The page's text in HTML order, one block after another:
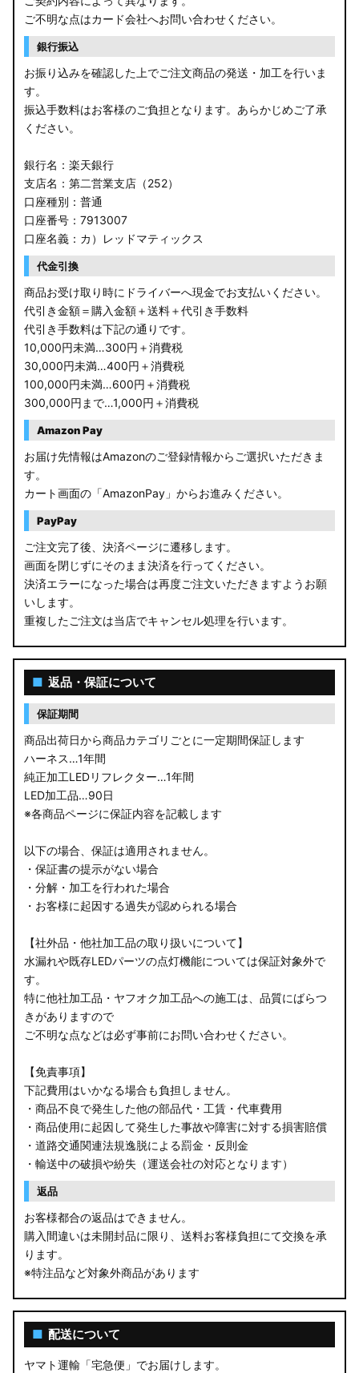
ご不明な点はカード会社へお問い合わせください。
銀行振込
お振り込みを確認した上でご注文商品の発送・加工を行いま
す。
振込手数料はお客様のご負担となります。あらかじめご了承
ください。
銀行名：楽天銀行
支店名：第二営業支店（252）
口座種別：普通
口座番号：7913007
口座名義：カ）レッドマティックス
代金引換
商品お受け取り時にドライバーへ現金でお支払いください。
代引き金額＝購入金額＋送料＋代引き手数料
代引き手数料は下記の通りです。
10,000円未満…300円＋消費税
30,000円未満…400円＋消費税
100,000円未満…600円＋消費税
300,000円まで…1,000円＋消費税
Amazon Pay
お届け先情報はAmazonのご登録情報からご選択いただきま
す。
カート画面の「AmazonPay」からお進みください。
PayPay
ご注文完了後、決済ページに遷移します。
画面を閉じずにそのまま決済を行ってください。
決済エラーになった場合は再度ご注文いただきますようお願
いします。
重複したご注文は当店でキャンセル処理を行います。
■ 返品・保証について
保証期間
商品出荷日から商品カテゴリごとに一定期間保証します
ハーネス…1年間
純正加工LEDリフレクター…1年間
LED加工品…90日
※各商品ページに保証内容を記載します
以下の場合、保証は適用されません。
・保証書の提示がない場合
・分解・加工を行われた場合
・お客様に起因する過失が認められる場合
【社外品・他社加工品の取り扱いについて】
水漏れや既存LEDパーツの点灯機能については保証対象外で
す。
特に他社加工品・ヤフオク加工品への施工は、品質にばらつ
きがありますので
ご不明な点などは必ず事前にお問い合わせください。
【免責事項】
下記費用はいかなる場合も負担しません。
・商品不良で発生した他の部品代・工賃・代車費用
・商品使用に起因して発生した事故や障害に対する損害賠償
・道路交通関連法規逸脱による罰金・反則金
・輸送中の破損や紛失（運送会社の対応となります）
返品
お客様都合の返品はできません。
購入間違いは未開封品に限り、送料お客様負担にて交換を承
ります。
※特注品など対象外商品があります
■ 配送について
ヤマト運輸「宅急便」でお届けします。